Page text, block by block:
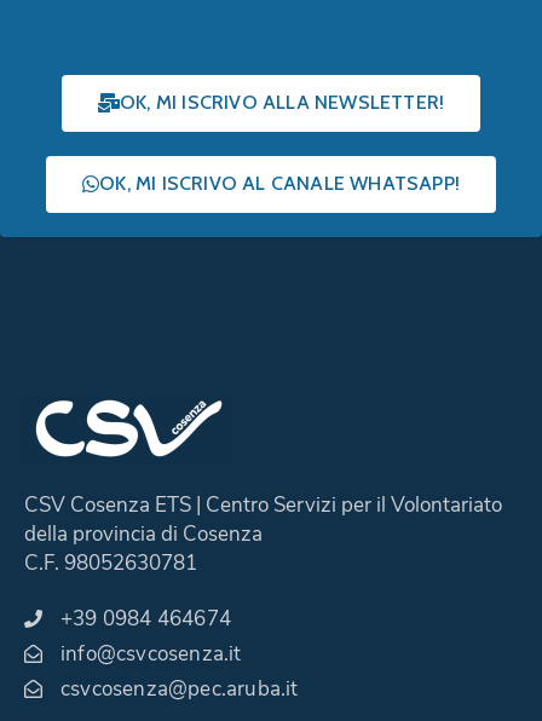
OK, MI ISCRIVO ALLA NEWSLETTER!
OK, MI ISCRIVO AL CANALE WHATSAPP!
CSV Cosenza ETS | Centro Servizi per il Volontariato
della provincia di Cosenza
C.F. 98052630781
+39 0984 464674
info@csvcosenza.it
csvcosenza@pec.aruba.it